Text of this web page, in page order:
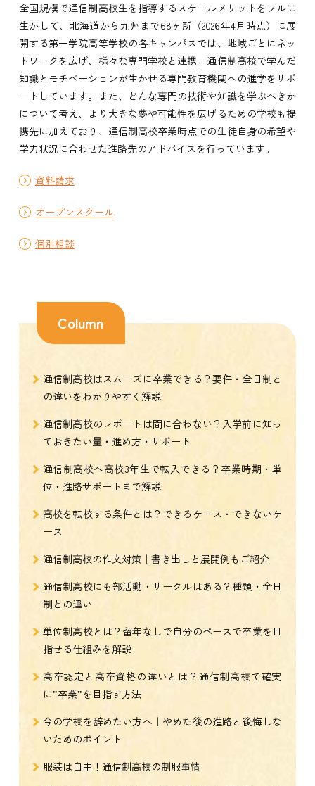
全国規模で通信制高校生を指導するスケールメリットをフルに
生かして、北海道から九州まで68ヶ所（2026年4月時点）に展
開する第一学院高等学校の各キャンパスでは、地域ごとにネッ
トワークを広げ、様々な専門学校と連携。通信制高校で学んだ
知識とモチベーションが生かせる専門教育機関への進学をサポ
ートしています。また、どんな専門の技術や知識を学ぶべきか
について考え、より大きな夢や可能性を広げるための学校も提
携先に加えており、通信制高校卒業時点での生徒自身の希望や
学力状況に合わせた進路先のアドバイスを行っています。
資料請求
オープンスクール
個別相談
Column
通信制高校はスムーズに卒業できる？要件・全日制と
の違いをわかりやすく解説
通信制高校のレポートは間に合わない？入学前に知っ
ておきたい量・進め方・サポート
通信制高校へ高校3年生で転入できる？卒業時期・単
位・進路サポートまで解説
高校を転校する条件とは？できるケース・できないケ
ース
通信制高校の作文対策｜書き出しと展開例もご紹介
通信制高校にも部活動・サークルはある？種類・全日
制との違い
単位制高校とは？留年なしで自分のペースで卒業を目
指せる仕組みを解説
高卒認定と高卒資格の違いとは？通信制高校で確実
に”卒業”を目指す方法
今の学校を辞めたい方へ｜やめた後の進路と後悔しな
いためのポイント
服装は自由！通信制高校の制服事情